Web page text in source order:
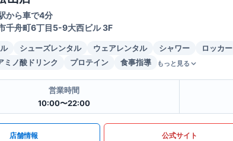
から車で4分
千舟町6丁目5-9大西ビル 3F
シューズレンタル ウェアレンタル シャワー ロッカー
ミノ酸ドリンク プロテイン 食事指導 もっと見る
営業時間
10:00〜22:00
店舗情報 公式サイト